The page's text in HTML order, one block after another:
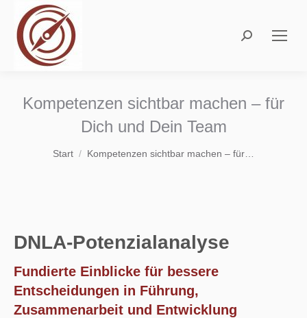
Search:
Kompetenzen sichtbar machen – für
Dich und Dein Team
Sie befinden sich hier:
Start Kompetenzen sichtbar machen – für…
DNLA-Potenzialanalyse
Fundierte Einblicke für bessere
Entscheidungen in Führung,
Zusammenarbeit und Entwicklung